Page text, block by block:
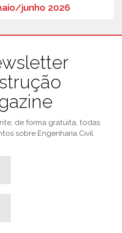
junho 2026
de forma gratuita, todas
sobre Engenharia Civil.